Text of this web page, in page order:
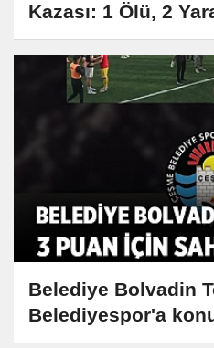
Kazası: 1 Ölü, 2
Belediye Bolvadin
Belediyespor'a